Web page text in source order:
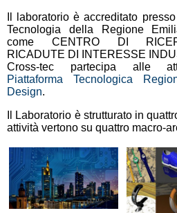
Il laboratorio è accreditato
Tecnologia della Regione
come CENTRO DI
RICADUTE DI INTERESSE
Cross-tec partecipa alle
Piattaforma Tecnologica
Design.
Il Laboratorio è strutturato in
attività vertono su quattro macro-